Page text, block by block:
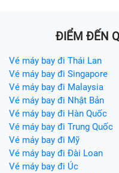
ĐIỂM ĐẾN
Vé máy bay đi Thái Lan
Vé máy bay đi Singapore
Vé máy bay đi Malaysia
Vé máy bay đi Nhật Bản
Vé máy bay đi Hàn Quốc
Vé máy bay đi Trung Quốc
Vé máy bay đi Mỹ
Vé máy bay đi Đài Loan
Vé máy bay đi Úc